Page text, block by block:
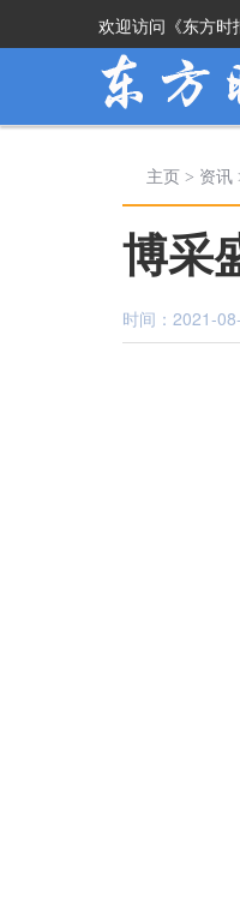
欢迎访问《东方时
主页 > 资讯
博采
时间：2021-